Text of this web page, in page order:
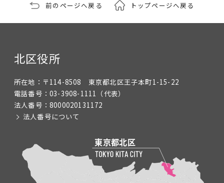
前のページへ戻る トップページへ戻る
北区役所
所在地： 〒114-8508 東京都北区王子本町1-15-22
電話番号： 03-3908-1111 （代表）
法人番号： 8000020131172
法人番号について